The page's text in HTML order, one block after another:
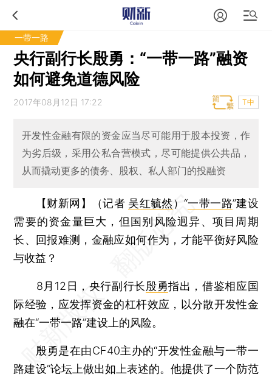
一带一路
央行副行长殷勇：“一带一路”融资
如何避免道德风险
2017年08月12日 17:22 T中
开发性金融有限的资金应当尽可能用于股本投资，作
为劣后级，采用公私合营模式，尽可能提供公共品，
从而撬动更多的债务、股权、私人部门的投融资
【财新网】（记者 吴红毓然 ）“一带一路”建设
需要的资金量巨大，但国别风险迥异、项目周期
长、回报难测，金融应如何作为，才能平衡好风险
与收益？
8月12日，央行副行长殷勇指出，借鉴相应国
际经验，应发挥资金的杠杆效应，以分散开发性金
融在“一带一路”建设上的风险。
殷勇是在由CF40主办的“开发性金融与一带一
路建设”论坛上做出如上表述的。他提供了一个防范